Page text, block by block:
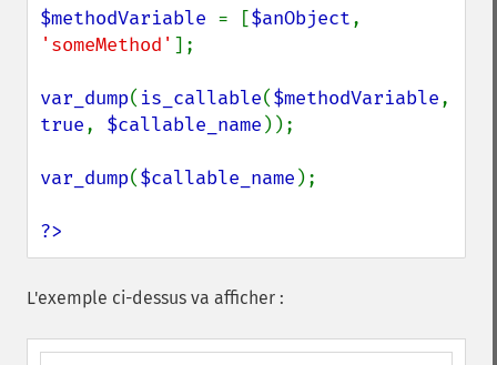
$methodVariable = [$anObject
'someMethod' ];
var_dump( is_callable($methodVariable
true, $callable_name ));
var_dump($callable_name );
?>
L'exemple ci-dessus va afficher :